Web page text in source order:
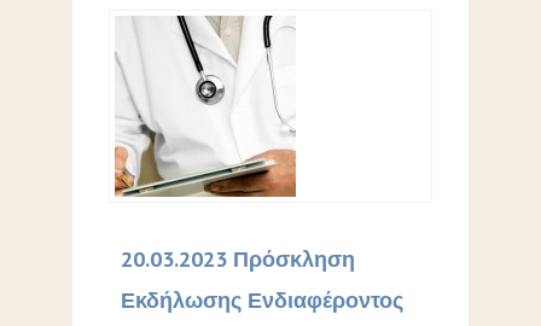
20.03.2023 Πρόσκληση
Εκδήλωσης Ενδιαφέροντος